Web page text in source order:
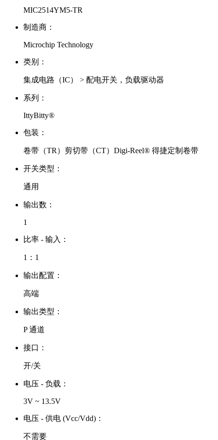
MIC2514YM5-TR
制造商：
Microchip Technology
类别：
集成电路（IC） > 配电开关，负载驱动器
系列：
IttyBitty®
包装：
卷带（TR）剪切带（CT）Digi-Reel® 得捷定制卷带
开关类型：
通用
输出数：
1
比率 - 输入：
1：1
输出配置：
高端
输出类型：
P 通道
接口：
开/关
电压 - 负载：
3V ~ 13.5V
电压 - 供电 (Vcc/Vdd)：
不需要